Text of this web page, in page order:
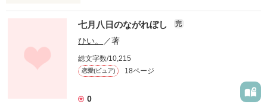
頭がよくて、怒るとこわくて、少しだけ意地悪。
だけど〝わたし〟にはいつも優しくて。
「杏里ちゃん」
〝わたし〟を呼ぶ声はどこまでも甘い。
七月八日のながれぼし 完
ひい。 ／著
総文字数/10,215
恋愛(ピュア) 18ページ
0